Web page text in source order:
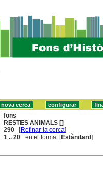
fons
RESTES ANIMALS []
290 [Refinar la cerca]
1 .. 20 en el format [Estàndard]